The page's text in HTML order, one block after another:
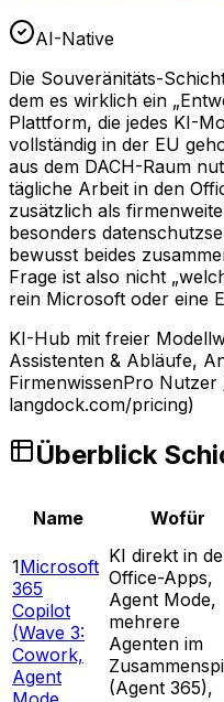
AI-Native
Die Souveränitäts-
dem es wirklich ein
Plattform, die jedes KI-
vollständig in der EU
aus dem DACH-Raum
tägliche Arbeit in den
zusätzlich als
besonders
bewusst beides
Frage ist also nicht
rein Microsoft oder eine
KI-Hub mit freier
Assistenten & Abläufe,
FirmenwissenPro Nutzer
langdock.com/pricing)
Überblick
Name Wofür
1Microsoft
365
Copilot
(Wave 3:
Cowork,
Agent
KI direkt in
Office-Apps,
Agent Mode,
mehrere
Agenten im
(Agent 365),